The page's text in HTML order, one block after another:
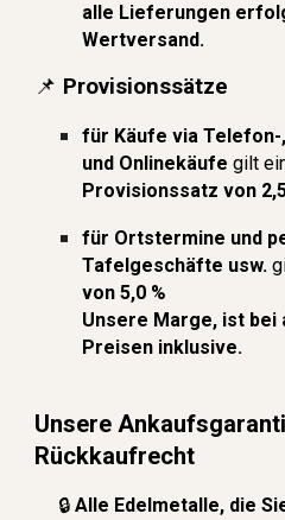
alle Lieferungen
Wertversand.
📌 Provisionssätze
für Käufe via
und Onlinekäufe gilt
Provisionssatz von 2,
für Ortstermine und
Tafelgeschäfte usw.
von5,0 %
Unsere Marge, ist bei
Preisen inklusive.
Unsere
Rückkaufrecht
🔒Alle Edelmetalle, die